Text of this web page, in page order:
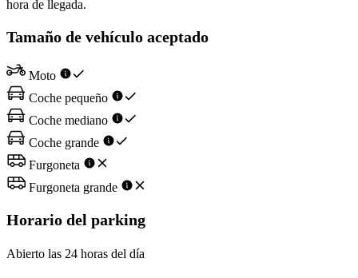
hora de llegada.
Tamaño de vehículo aceptado
Moto
Coche pequeño
Coche mediano
Coche grande
Furgoneta
Furgoneta grande
Horario del parking
Abierto las 24 horas del día